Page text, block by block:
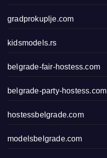
gradprokuplje.com
kidsmodels.rs
belgrade-fair-hostess.com
belgrade-party-hostess.com
hostessbelgrade.com
modelsbelgrade.com